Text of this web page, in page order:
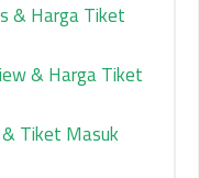
& Harga Tiket
& Harga Tiket
& Tiket Masuk